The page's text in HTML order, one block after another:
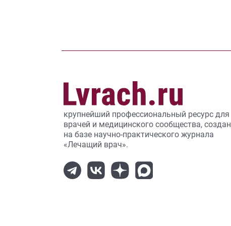
крупнейший профессиональный ресурс для
врачей и медицинского сообщества, создан
на базе научно-практического журнала
«Лечащий врач».